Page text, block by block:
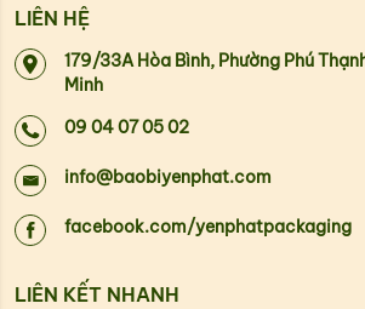
LIÊN HỆ
179/33A Hòa Bình, Phường Phú
Minh
09 04 07 05 02
info@baobiyenphat.com
facebook.com/yenphatpackaging
LIÊN KẾT NHANH